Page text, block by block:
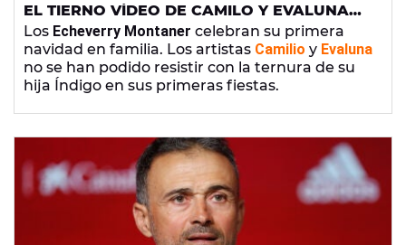
EL TIERNO VÍDEO DE CAMILO Y EVALUNA
DE LAS PRIMERAS NAVIDADES DE SU HIJA
ÍNDIGO
Los Echeverry Montaner celebran su primera
navidad en familia. Los artistas Camilio y Evaluna
no se han podido resistir con la ternura de su
hija Índigo en sus primeras fiestas.